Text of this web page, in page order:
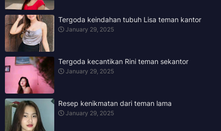
Tergoda keindahan tubuh Lisa teman kantor
January 29, 2025
Tergoda kecantikan Rini teman sekantor
January 29, 2025
Resep kenikmatan dari teman lama
January 29, 2025